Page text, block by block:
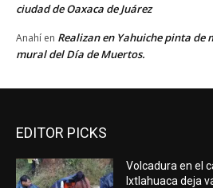
ciudad de Oaxaca de Juárez
Anahí en Realizan en Yahuiche pinta de
mural del Día de Muertos.
EDITOR PICKS
Volcadura en el
Ixtlahuaca deja